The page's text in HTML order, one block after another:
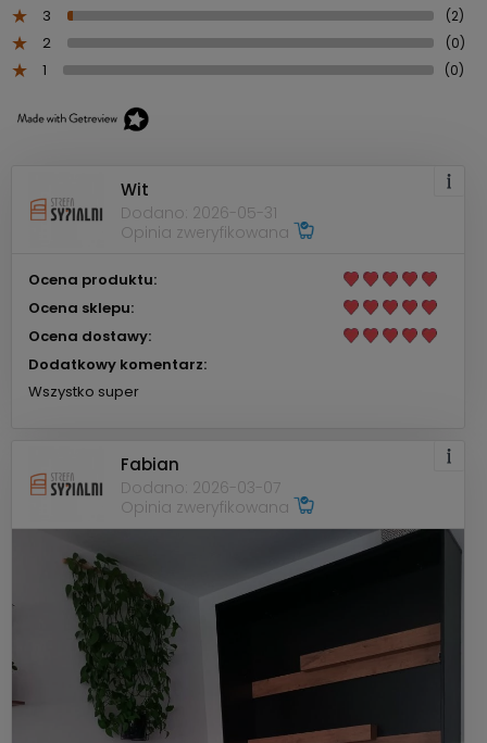
3 (2)
2 (0)
1 (0)
Wit
Dodano: 2026-05-31
Opinia zweryfikowana
Ocena produktu:
Ocena sklepu:
Ocena dostawy:
Dodatkowy komentarz:
Wszystko super
Fabian
Dodano: 2026-03-07
Opinia zweryfikowana